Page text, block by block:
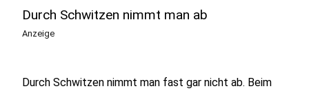
Durch Schwitzen nimmt man ab
Anzeige
Durch Schwitzen nimmt man fast gar nicht ab. Beim